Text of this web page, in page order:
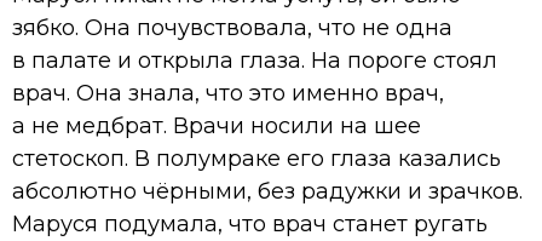
зябко. Она почувствовала, что не одна
в палате и открыла глаза. На пороге стоял
врач. Она знала, что это именно врач,
а не медбрат. Врачи носили на шее
стетоскоп. В полумраке его глаза казались
абсолютно чёрными, без радужки и зрачков.
Маруся подумала, что врач станет ругать